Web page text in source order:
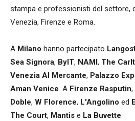
stampa e professionisti del settore,
Venezia, Firenze e Roma.
A Milano hanno partecipato
Sea Signora, ByIT, NAMI, The
Venezia Al Mercante, Palazzo
Aman Venice. A Firenze Rasputin,
Doble, W Florence, L'Angolino ed
The Court, Mantis e La Buvette.